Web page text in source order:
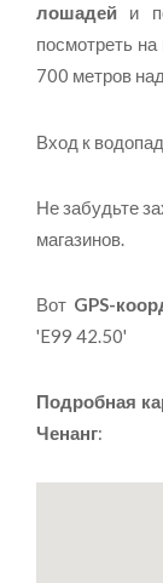
лошадей и
посмотреть
700 метров
Вход к
Не забудьте
магазинов.
Вот GPS-
'E99 42.50'
Подробная
Ченанг: